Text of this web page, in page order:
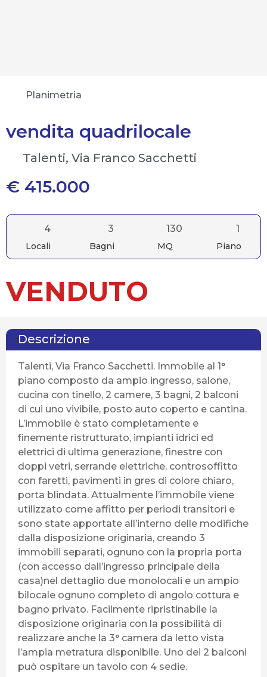
Planimetria
vendita quadrilocale
Talenti, Via Franco Sacchetti
€ 415.000
4
Locali
3
Bagni
130
MQ
1
Piano
VENDUTO
Descrizione
Talenti, Via Franco Sacchetti. Immobile al 1°
piano composto da ampio ingresso, salone,
cucina con tinello, 2 camere, 3 bagni, 2 balconi
di cui uno vivibile, posto auto coperto e cantina.
L’immobile è stato completamente e
finemente ristrutturato, impianti idrici ed
elettrici di ultima generazione, finestre con
doppi vetri, serrande elettriche, controsoffitto
con faretti, pavimenti in gres di colore chiaro,
porta blindata. Attualmente l’immobile viene
utilizzato come affitto per periodi transitori e
sono state apportate all’interno delle modifiche
dalla disposizione originaria, creando 3
immobili separati, ognuno con la propria porta
(con accesso dall’ingresso principale della
casa)nel dettaglio due monolocali e un ampio
bilocale ognuno completo di angolo cottura e
bagno privato. Facilmente ripristinabile la
disposizione originaria con la possibilità di
realizzare anche la 3° camera da letto vista
l’ampia metratura disponibile. Uno dei 2 balconi
può ospitare un tavolo con 4 sedie.